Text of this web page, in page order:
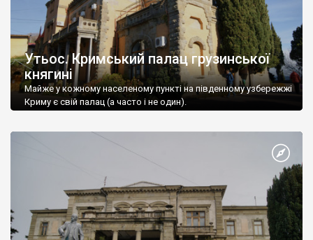
Утьос. Кримський палац грузинської
княгині
Майже у кожному населеному пункті на південному узбережжі
Криму є свій палац (а часто і не один).